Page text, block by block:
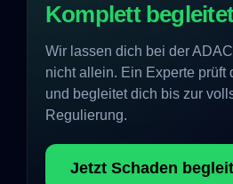
Komplett
Wir lassen dich bei der
nicht allein. Ein Experte prüft
und begleitet dich bis zur
Regulierung.
Jetzt Schaden